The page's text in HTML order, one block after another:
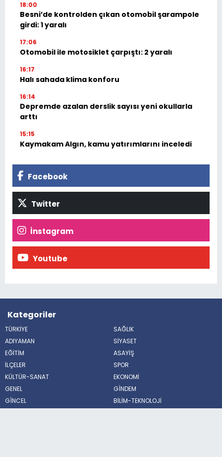
18:00
Besni’de kontrolden çıkan otomobil şarampole
girdi: 1 yaralı
17:06
Otomobil ile motosiklet çarpıştı: 2 yaralı
16:17
Halı sahada klima konforu
16:14
Depremde azalan derslik sayısı yeni okullarla
arttı
15:15
Kaymakam Algın, kamu yatırımlarını inceledi
Facebook
Twitter
İnstagram
Youtube
Kategoriler
TÜRKİYE
SAĞLIK
ADIYAMAN
SİYASET
EĞİTİM
ASAYİŞ
İLÇELER
SPOR
KÜLTÜR-SANAT
EKONOMİ
GENEL
GÌNDEM
GÌNCEL
BİLİM-TEKNOLOJİ